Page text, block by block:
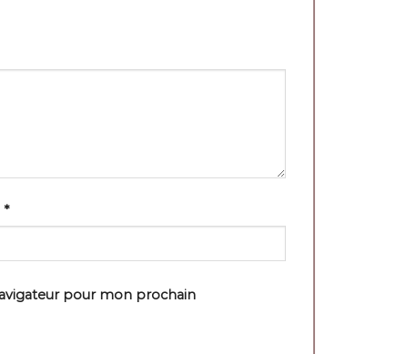
*
pour mon prochain